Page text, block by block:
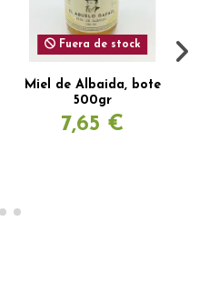
Fuera de stock
Miel de Albaida, bote
500gr
7,65 €